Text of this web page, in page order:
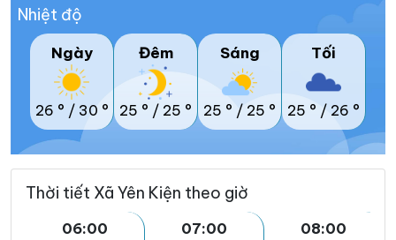
Nhiệt độ
Ngày
26 ° / 30 °
Đêm
25 ° / 25 °
Sáng
25 ° / 25 °
Tối
25 ° / 26 °
Thời tiết Xã Yên Kiện theo giờ
06:00
07:00
08:00